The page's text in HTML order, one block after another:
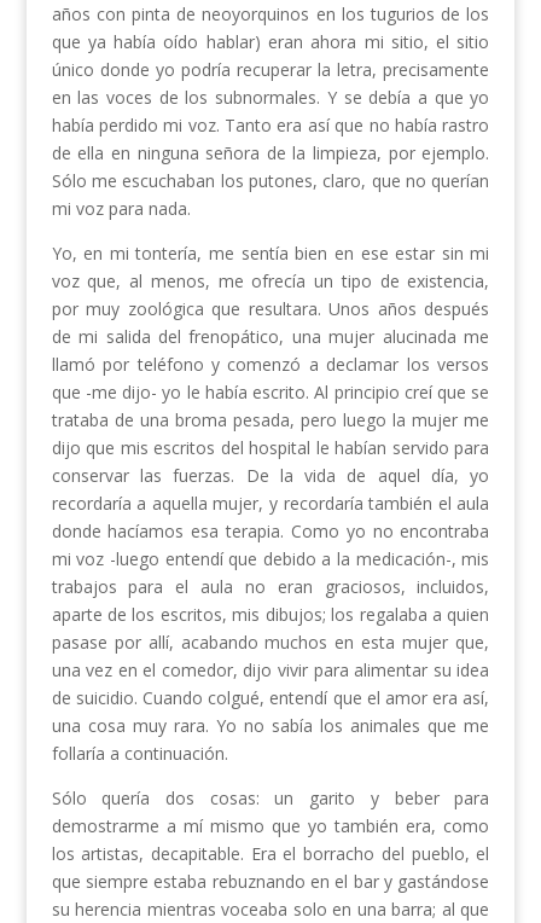
años con pinta de neoyorquinos en los tugurios de los
que ya había oído hablar) eran ahora mi sitio, el sitio
único donde yo podría recuperar la letra, precisamente
en las voces de los subnormales. Y se debía a que yo
había perdido mi voz. Tanto era así que no había rastro
de ella en ninguna señora de la limpieza, por ejemplo.
Sólo me escuchaban los putones, claro, que no querían
mi voz para nada.
Yo, en mi tontería, me sentía bien en ese estar sin mi
voz que, al menos, me ofrecía un tipo de existencia,
por muy zoológica que resultara. Unos años después
de mi salida del frenopático, una mujer alucinada me
llamó por teléfono y comenzó a declamar los versos
que -me dijo- yo le había escrito. Al principio creí que se
trataba de una broma pesada, pero luego la mujer me
dijo que mis escritos del hospital le habían servido para
conservar las fuerzas. De la vida de aquel día, yo
recordaría a aquella mujer, y recordaría también el aula
donde hacíamos esa terapia. Como yo no encontraba
mi voz -luego entendí que debido a la medicación-, mis
trabajos para el aula no eran graciosos, incluidos,
aparte de los escritos, mis dibujos; los regalaba a quien
pasase por allí, acabando muchos en esta mujer que,
una vez en el comedor, dijo vivir para alimentar su idea
de suicidio. Cuando colgué, entendí que el amor era así,
una cosa muy rara. Yo no sabía los animales que me
follaría a continuación.
Sólo quería dos cosas: un garito y beber para
demostrarme a mí mismo que yo también era, como
los artistas, decapitable. Era el borracho del pueblo, el
que siempre estaba rebuznando en el bar y gastándose
su herencia mientras voceaba solo en una barra; al que